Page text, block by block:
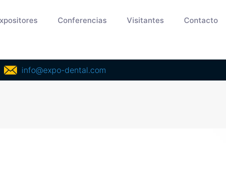
Conferencias Visitantes Contacto
info@expo-dental.com